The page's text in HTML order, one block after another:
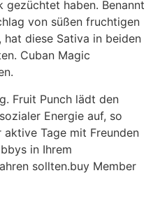
haben. Benannt
von süßen fruchtigen
diese Sativa in beiden
Cuban Magic
Fruit Punch lädt den
Energie auf, so
Tage mit Freunden
in Ihrem
sollten.buy Member